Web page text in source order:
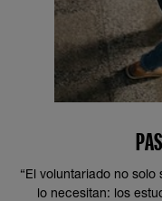
“El voluntariado no
lo necesitan: los